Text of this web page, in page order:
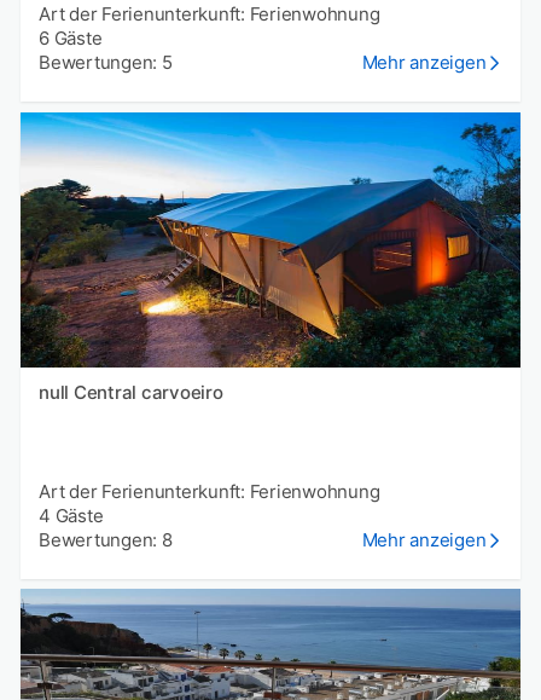
Art der Ferienunterkunft: Ferienwohnung
6 Gäste
Bewertungen: 5
Mehr anzeigen
null Central carvoeiro
Art der Ferienunterkunft: Ferienwohnung
4 Gäste
Bewertungen: 8
Mehr anzeigen